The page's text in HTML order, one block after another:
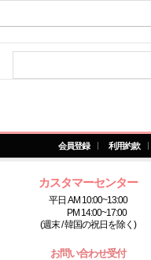
会員登録 利用約款
カスタマーセンター
平日 AM 10:00~13:00
PM 14:00~17:00
(週末 / 韓国の祝日を除く)
お問い合わせ受付